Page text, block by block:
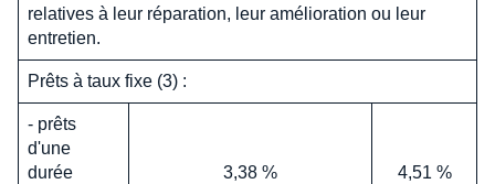
relatives à leur réparation, leur amélioration ou leur
entretien.
Prêts à taux fixe (3) :
- prêts
d'une
durée
3,38 % 4,51 %